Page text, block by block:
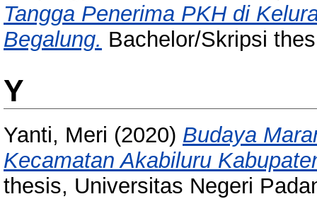
Tangga Penerima PKH di
Begalung. Bachelor/Skripsi
Y
Yanti, Meri (2020) Budaya
Kecamatan Akabiluru
thesis, Universitas Negeri